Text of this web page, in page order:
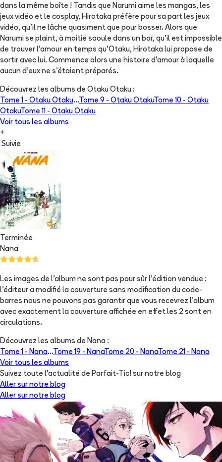
dans la même boîte ! Tandis que Narumi aime les mangas, les
jeux vidéo et le cosplay, Hirotaka préfère pour sa part les jeux
vidéo, qu’il ne lâche quasiment que pour bosser. Alors que
Narumi se plaint, à moitié saoule dans un bar, qu’il est impossible
de trouver l’amour en temps qu’Otaku, Hirotaka lui propose de
sortir avec lui. Commence alors une histoire d’amour à laquelle
aucun d’eux ne s’étaient préparés.
Découvrez les albums de Otaku Otaku :
Tome 1 - Otaku Otaku...Tome 9 - Otaku OtakuTome 10 - Otaku
OtakuTome 11 - Otaku Otaku
Voir tous les albums
+
Suivie
Terminée
Nana
Les images de l'album ne sont pas pour sûr l'édition vendue :
l'éditeur a modifié la couverture sans modification du code-
barres nous ne pouvons pas garantir que vous recevrez l'album
avec exactement la couverture affichée en effet les 2 sont en
circulations.
Découvrez les albums de Nana :
Tome 1 - Nana...Tome 19 - NanaTome 20 - NanaTome 21 - Nana
Voir tous les albums
Suivez toute l'actualité de Parfait-Tic! sur notre blog
Aller sur notre blog
Aller sur notre blog